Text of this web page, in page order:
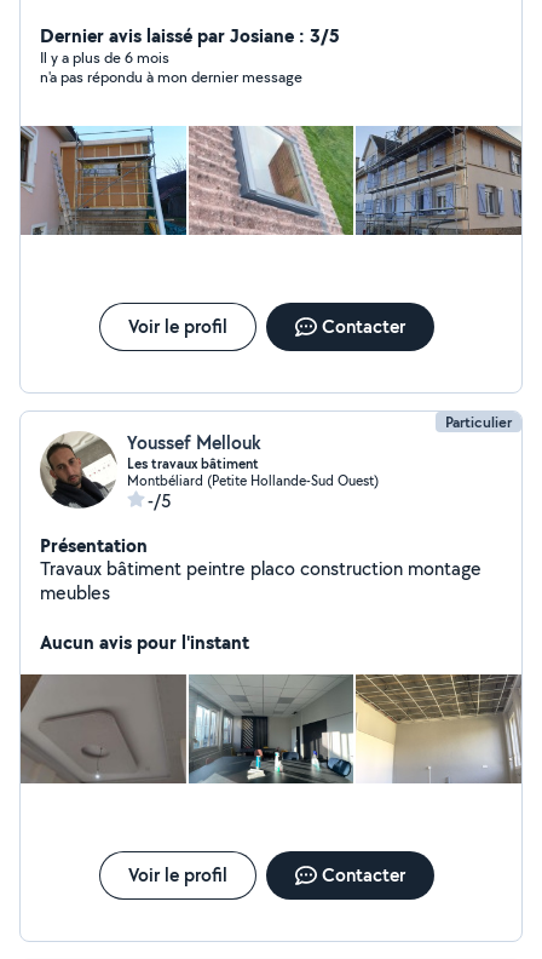
Remplacement de velux. Pose de lambris pvc ou bois
sous toiture. Zinguerie : Gouttière, rive, solin,
remplacement de manteau de cheminée. Bardage
Isolation de combles, murs Petite charpente (carport,
avancée...) Assurance décennale et RC pro à jour
Dernier avis laissé par Josiane : 3/5
Il y a plus de 6 mois
n'a pas répondu à mon dernier message
Voir le profil Contacter
Particulier
Youssef Mellouk
Les travaux bâtiment
Montbéliard (Petite Hollande-Sud Ouest)
-/5
Présentation
Travaux bâtiment peintre placo construction montage
meubles
Aucun avis pour l'instant
Voir le profil Contacter